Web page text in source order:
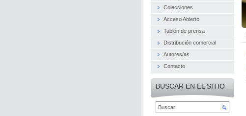
Colecciones
Acceso Abierto
Tablón de prensa
Distribución comercial
Autores/as
Contacto
BUSCAR EN EL SITIO